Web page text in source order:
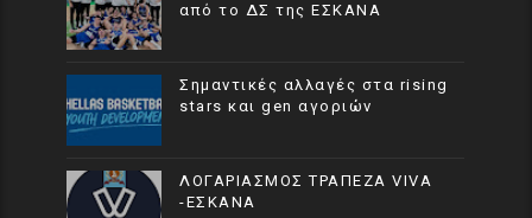
από το ΔΣ της ΕΣΚΑΝΑ
Σημαντικές αλλαγές στα rising
stars και gen αγοριών
ΛΟΓΑΡΙΑΣΜΟΣ ΤΡΑΠΕΖΑ VIVA
-ΕΣΚΑΝΑ